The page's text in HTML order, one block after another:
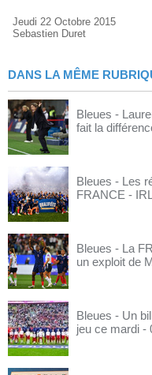
Jeudi 22 Octobre 2015
Sebastien Duret
DANS LA MÊME
Bleues -
fait la
Bleues - Les
FRANCE -
Bleues - La
un exploit de
Bleues - Un
jeu ce mardi -